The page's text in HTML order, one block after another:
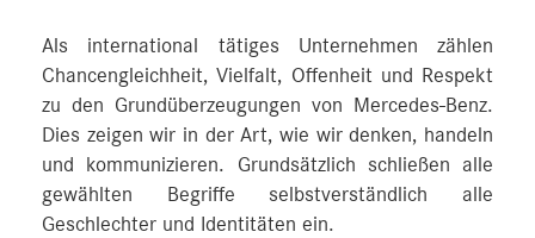
Als international tätiges Unternehmen zählen
Chancengleichheit, Vielfalt, Offenheit und Respekt
zu den Grundüberzeugungen von Mercedes-Benz.
Dies zeigen wir in der Art, wie wir denken, handeln
und kommunizieren. Grundsätzlich schließen alle
gewählten Begriffe selbstverständlich alle
Geschlechter und Identitäten ein.